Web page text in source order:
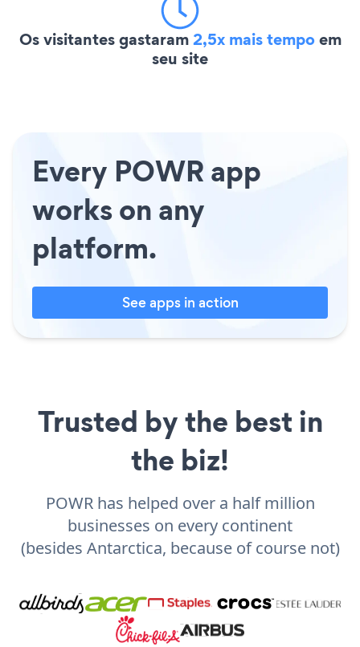
Os visitantes gastaram2,5x mais tempoem
seu site
Every POWR app
works on any
platform.
See apps in action
Trusted by the best in
the biz!
POWR has helped over a half million
businesses on every continent
(besides Antarctica, because of course not)